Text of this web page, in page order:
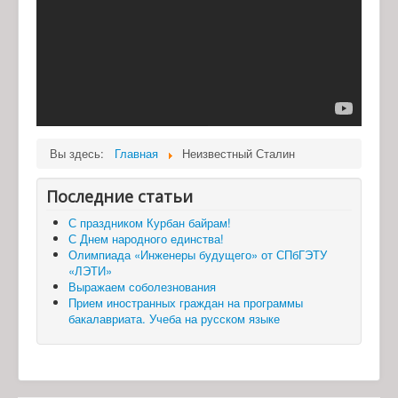
Вы здесь: Главная Неизвестный Сталин
Последние статьи
С праздником Курбан байрам!
С Днем народного единства!
Олимпиада «Инженеры будущего» от СПбГЭТУ
«ЛЭТИ»
Выражаем соболезнования
Прием иностранных граждан на программы
бакалавриата. Учеба на русском языке